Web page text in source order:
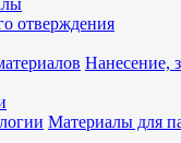
отверждения
Нанесение,
Материалы для